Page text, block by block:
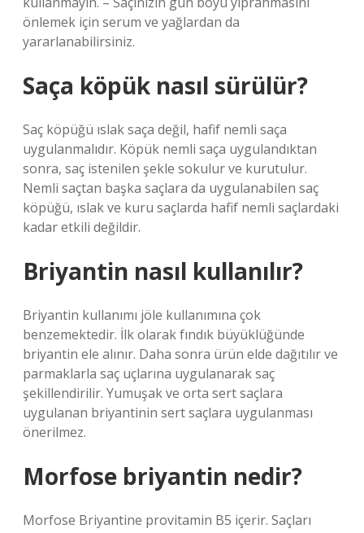
önlemek için serum ve yağlardan da
yararlanabilirsiniz.
Saça köpük nasıl sürülür?
Saç köpüğü ıslak saça değil, hafif nemli saça
uygulanmalıdır. Köpük nemli saça uygulandıktan
sonra, saç istenilen şekle sokulur ve kurutulur.
Nemli saçtan başka saçlara da uygulanabilen saç
köpüğü, ıslak ve kuru saçlarda hafif nemli saçlardaki
kadar etkili değildir.
Briyantin nasıl kullanılır?
Briyantin kullanımı jöle kullanımına çok
benzemektedir. İlk olarak fındık büyüklüğünde
briyantin ele alınır. Daha sonra ürün elde dağıtılır ve
parmaklarla saç uçlarına uygulanarak saç
şekillendirilir. Yumuşak ve orta sert saçlara
uygulanan briyantinin sert saçlara uygulanması
önerilmez.
Morfose briyantin nedir?
Morfose Briyantine provitamin B5 içerir. Saçları